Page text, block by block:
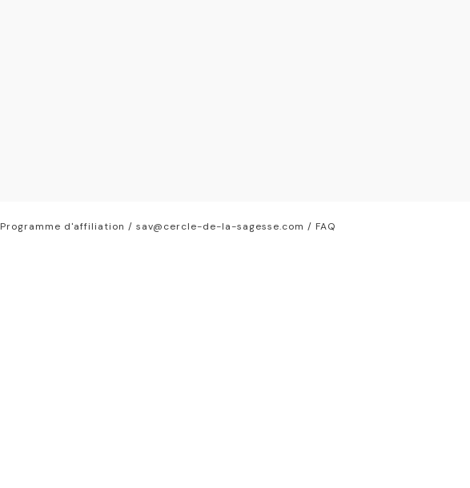
Programme d'affiliation / sav@cercle-de-la-sagesse.com / FAQ